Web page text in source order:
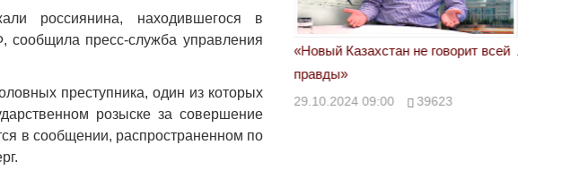
россиянина, находившегося в
сообщила пресс-служба управления
преступника, один из которых
розыске за совершение
в сообщении, распространенном по
Странная забастовка в Жанаозене.
Авиакомпании сравнили с
мошенниками
30.10.2024 14:00
«Новый Казахстан не говорит всей
правды»
29.10.2024 09:00 39623